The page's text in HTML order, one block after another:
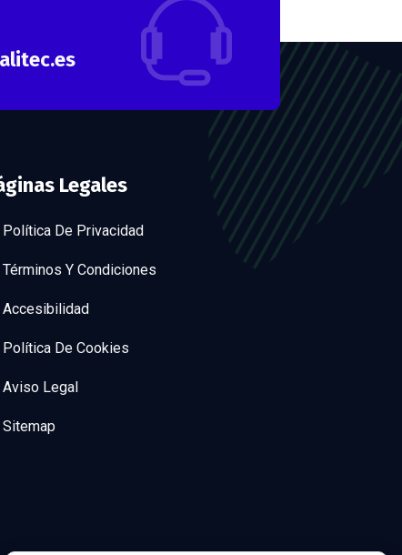
Legales
Política De Privacidad
Términos Y Condiciones
Accesibilidad
Política De Cookies
Aviso Legal
Sitemap